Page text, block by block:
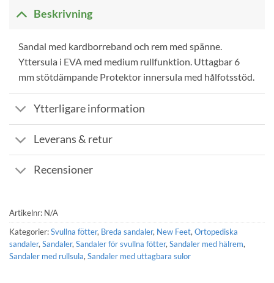
Beskrivning
Sandal med kardborreband och rem med spänne.
Yttersula i EVA med medium rullfunktion. Uttagbar 6
mm stötdämpande Protektor innersula med hålfotsstöd.
Ytterligare information
Leverans & retur
Recensioner
Artikelnr: N/A
Kategorier:Svullna fötter, Breda sandaler, New Feet, Ortopediska
sandaler, Sandaler, Sandaler för svullna fötter, Sandaler med hälrem,
Sandaler med rullsula, Sandaler med uttagbara sulor